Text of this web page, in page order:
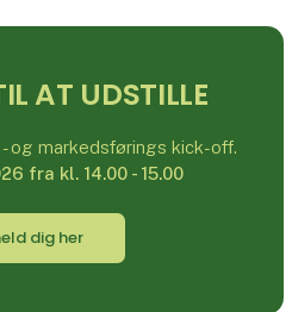
AT UDSTILLE
og markedsførings kick-off.
fra kl. 14.00 - 15.00
dig her